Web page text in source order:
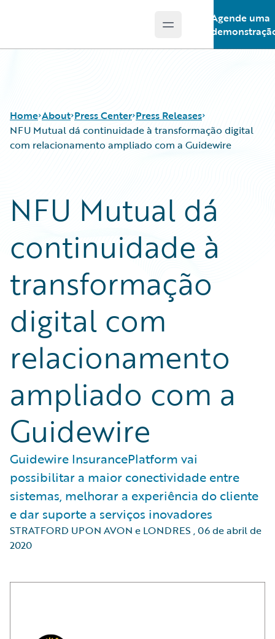
Open main menu
Agende uma
Home About Press Center Press Releases
NFU Mutual dá continuidade à transformação digital
com relacionamento ampliado com a Guidewire
NFU Mutual dá
continuidade à
transformação
digital com
relacionamento
ampliado com a
Guidewire
Guidewire InsurancePlatform vai
possibilitar a maior conectividade entre
sistemas, melhorar a experiência do cliente
e dar suporte a serviços inovadores
STRATFORD UPON AVON e LONDRES ,06 de abril de
2020